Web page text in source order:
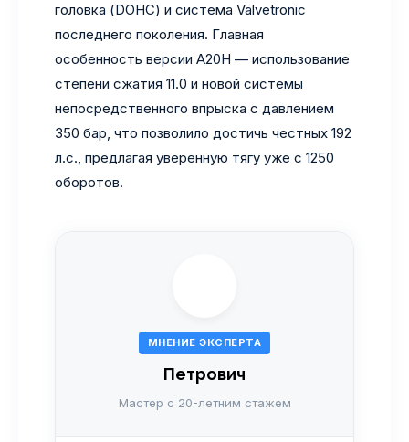
головка (DOHC) и система Valvetronic
последнего поколения. Главная
особенность версии A20H — использование
степени сжатия 11.0 и новой системы
непосредственного впрыска с давлением
350 бар, что позволило достичь честных 192
л.с., предлагая уверенную тягу уже с 1250
оборотов.
МНЕНИЕ ЭКСПЕРТА
Петрович
Мастер с 20-летним стажем